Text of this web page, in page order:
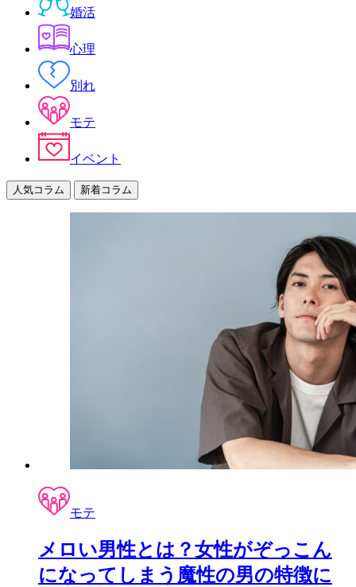
婚活
心理
別れ
モテ
イベント
人気コラム 新着コラム
モテ
メロい男性とは？女性がぞっこん
になってしまう魔性の男の特徴に